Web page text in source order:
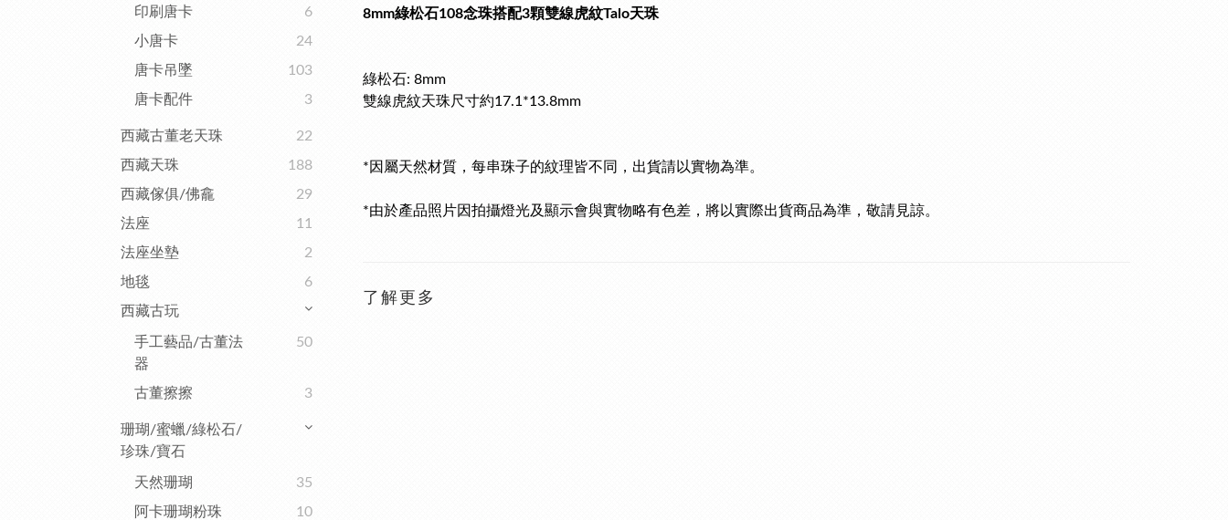
印刷唐卡
6
小唐卡
24
唐卡吊墜
103
唐卡配件
3
西藏古董老天珠
22
西藏天珠
188
西藏傢俱/佛龕
29
法座
11
法座坐墊
2
地毯
6
西藏古玩
手工藝品/古董法
器
50
古董擦擦 3
珊瑚/蜜蠟/綠松石/
珍珠/寶石
天然珊瑚
35
阿卡珊瑚粉珠
10
8mm綠松石108念珠搭配3顆雙線虎紋Talo天珠
綠松石: 8mm
雙線虎紋天珠尺寸約17.1*13.8mm
*因屬天然材質，每串珠子的紋理皆不同，出貨請以實物為準。
*由於產品照片因拍攝燈光及顯示會與實物略有色差，將以實際出貨商品為準，敬請見諒。
了解更多